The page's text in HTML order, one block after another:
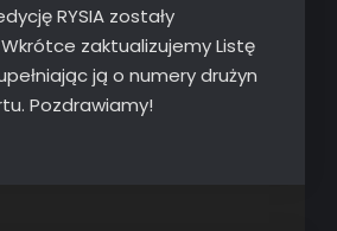
RYSIA zostały
zaktualizujemy Listę
ją o numery drużyn
Pozdrawiamy!